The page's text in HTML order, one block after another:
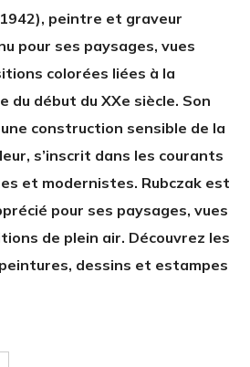
peintre et graveur
pour ses paysages, vues
colorées liées à la
du début du XXe siècle. Son
construction sensible de la
s’inscrit dans les courants
et modernistes. Rubczak est
pour ses paysages, vues
de plein air. Découvrez les
dessins et estampes